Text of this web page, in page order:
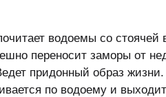
водоемы со стоячей
переносит заморы от
придонный образ
по водоему и